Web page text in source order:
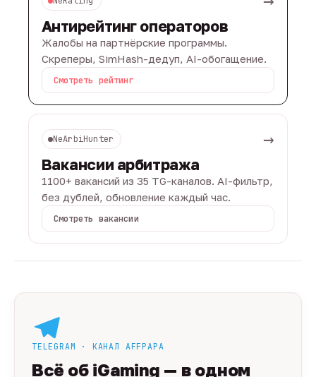
Антирейтинг операторов
Жалобы на партнёрские программы.
Скреперы, SimHash-дедуп, AI-обогащение.
Смотреть рейтинг
NeArbiHunter →
Вакансии арбитража
1100+ вакансий из 35 TG-каналов. AI-фильтр,
без дублей, обновление каждый час.
Смотреть вакансии
TELEGRAM · КАНАЛ AFFPAPA
Всё об iGaming — в одном